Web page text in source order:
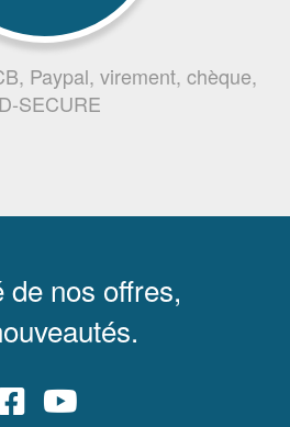
Paypal, virement, chèque,
SECURE
nos offres,